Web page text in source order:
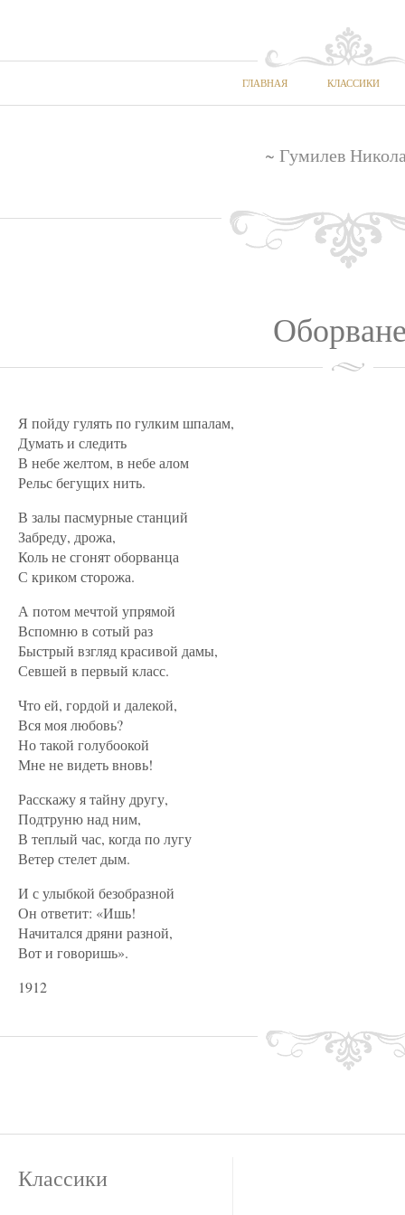
ГЛАВНАЯ КЛАССИКИ
~ Гумилев
Я пойду гулять по гулким шпалам,
Думать и следить
В небе желтом, в небе алом
Рельс бегущих нить.
В залы пасмурные станций
Забреду, дрожа,
Коль не сгонят оборванца
С криком сторожа.
А потом мечтой упрямой
Вспомню в сотый раз
Быстрый взгляд красивой дамы,
Севшей в первый класс.
Что ей, гордой и далекой,
Вся моя любовь?
Но такой голубоокой
Мне не видеть вновь!
Расскажу я тайну другу,
Подтруню над ним,
В теплый час, когда по лугу
Ветер стелет дым.
И с улыбкой безобразной
Он ответит: «Ишь!
Начитался дряни разной,
Вот и говоришь».
1912
Классики